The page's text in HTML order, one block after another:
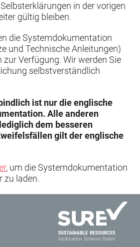
in der vorigen
gültig bleiben.
die Systemdokumentation
und Technische Anleitungen)
Verfügung. Wir werden Sie
selbstverständlich
ist nur die englische
Alle anderen
dem besseren
gilt der englische
, um die Systemdokumentation
zu laden.